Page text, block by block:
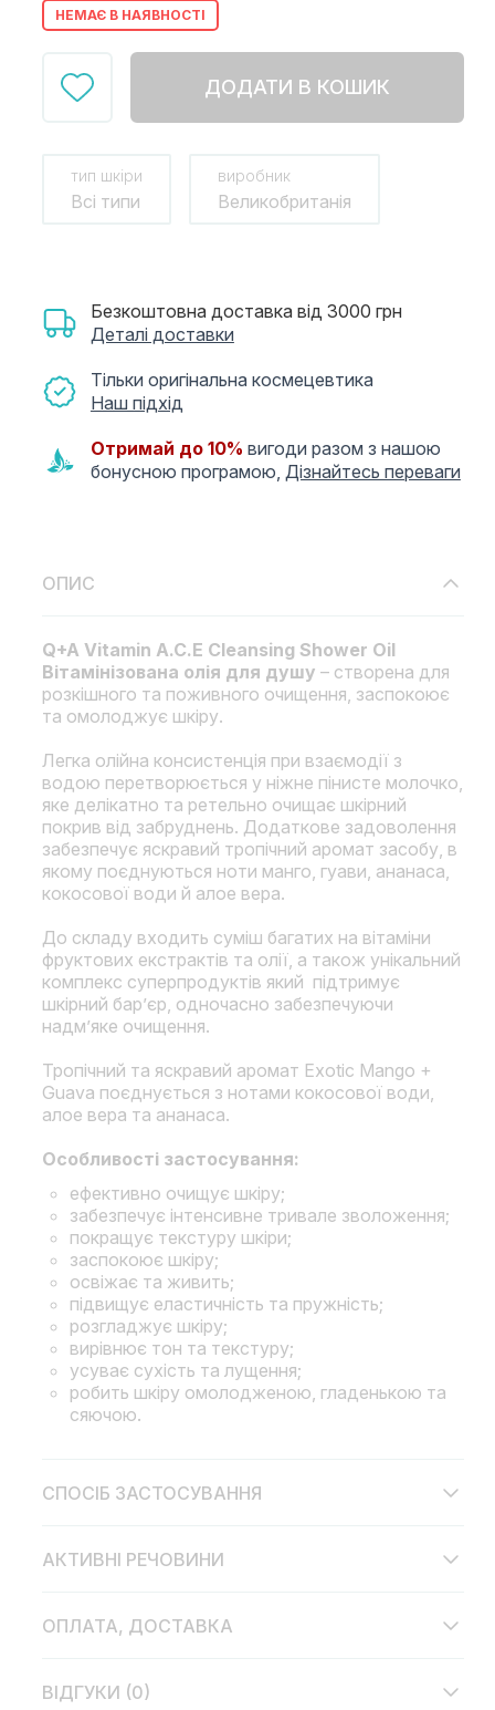
НЕМАЄ В НАЯВНОСТІ
ДОДАТИ В КОШИК
тип шкіри
Всі типи
виробник
Великобританія
Безкоштовна доставка від 3000 грн
Деталі доставки
Тільки оригінальна космецевтика
Наш підхід
Отримай до 10% вигоди разом з нашою
бонусною програмою, Дізнайтесь переваги
ОПИС
Q+A Vitamin A.C.E Cleansing Shower Oil
Вітамінізована олія для душу – створена для
розкішного та поживного очищення, заспокоює
та омолоджує шкіру.
Легка олійна консистенція при взаємодії з
водою перетворюється у ніжне пінисте молочко,
яке делікатно та ретельно очищає шкірний
покрив від забруднень. Додаткове задоволення
забезпечує яскравий тропічний аромат засобу, в
якому поєднуються ноти манго, гуави, ананаса,
кокосової води й алое вера.
До складу входить суміш багатих на вітаміни
фруктових екстрактів та олії, а також унікальний
комплекс суперпродуктів який підтримує
шкірний бар’єр, одночасно забезпечуючи
надм’яке очищення.
Тропічний та яскравий аромат Exotic Mango +
Guava поєднується з нотами кокосової води,
алое вера та ананаса.
Особливості застосування:
ефективно очищує шкіру;
забезпечує інтенсивне тривале зволоження;
покращує текстуру шкіри;
заспокоює шкіру;
освіжає та живить;
підвищує еластичність та пружність;
розгладжує шкіру;
вирівнює тон та текстуру;
усуває сухість та лущення;
робить шкіру омолодженою, гладенькою та
сяючою.
СПОСІБ ЗАСТОСУВАННЯ
АКТИВНІ РЕЧОВИНИ
ОПЛАТА, ДОСТАВКА
ВІДГУКИ (0)